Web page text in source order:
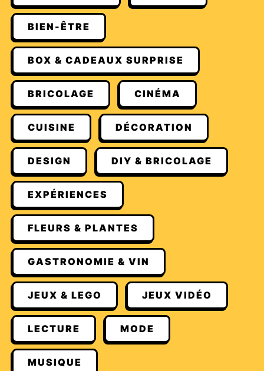
BIEN-ÊTRE
BOX & CADEAUX SURPRISE
BRICOLAGE CINÉMA
CUISINE DÉCORATION
DESIGN DIY & BRICOLAGE
EXPÉRIENCES
FLEURS & PLANTES
GASTRONOMIE & VIN
JEUX & LEGO JEUX VIDÉO
LECTURE MODE
MUSIQUE